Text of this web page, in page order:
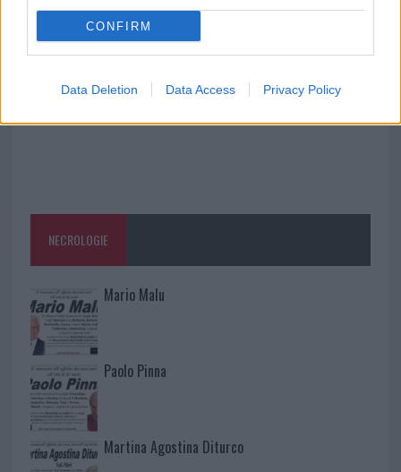
CONFIRM
Data Deletion Data Access Privacy Policy
va avanti: “Sicilia, ci sono”
NECROLOGIE
Mario Malu
Paolo Pinna
Martina Agostina Diturco